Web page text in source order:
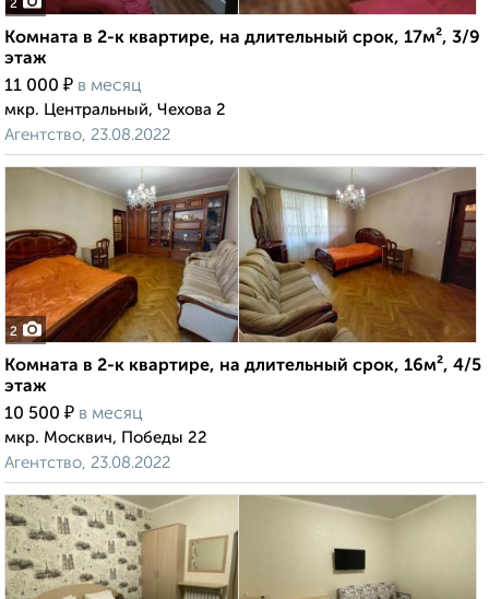
2
Комната в 2-к квартире, на длительный срок, 17м², 3/9
этаж
11 000 ₽ в месяц
мкр. Центральный, Чехова 2
Агентство, 23.08.2022
2
Комната в 2-к квартире, на длительный срок, 16м², 4/5
этаж
10 500 ₽ в месяц
мкр. Москвич, Победы 22
Агентство, 23.08.2022